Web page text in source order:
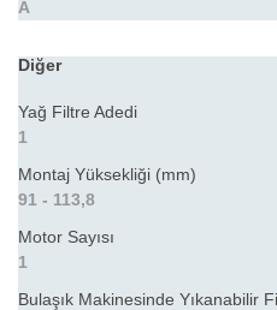
A
Diğer
Yağ Filtre Adedi
1
Montaj Yüksekliği (mm)
91 - 113,8
Motor Sayısı
1
Bulaşık Makinesinde Yıkanabilir